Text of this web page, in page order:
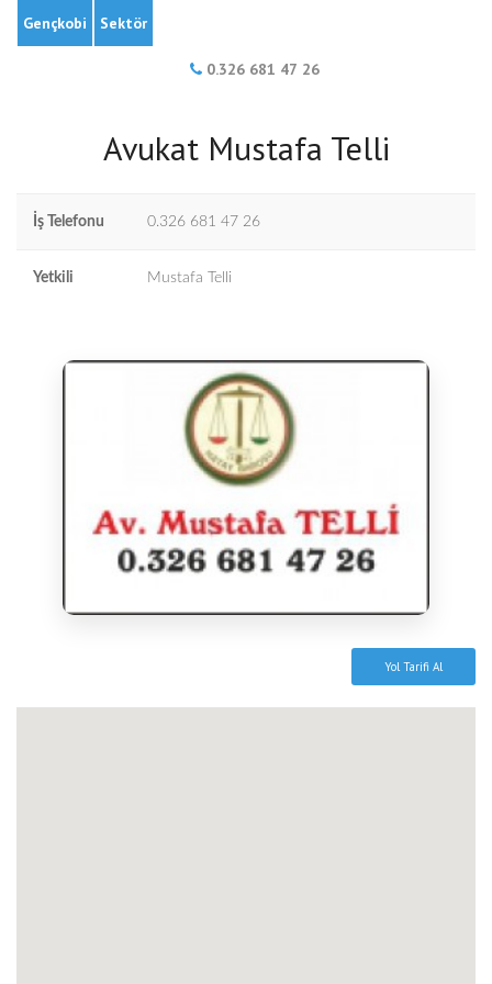
Gençkobi Sektör
0.326 681 47 26
Avukat Mustafa Telli
İş Telefonu 0.326 681 47 26
Yetkili Mustafa Telli
Yol Tarifi Al